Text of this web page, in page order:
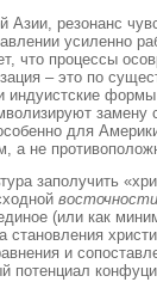
резонанс
усиленно
что процессы
– это по
для
а не
заполучить
восточности
(или как
и